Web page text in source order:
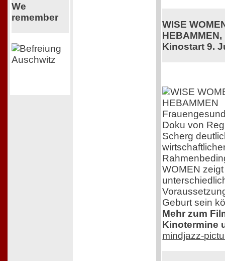
We
remember
WISE
Kinostart 9.
Doku von
Scherg
WOMEN
Geburt sein
Mehr zum
Kinotermine
mindjazz-